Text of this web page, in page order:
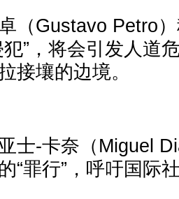
（Gustavo Petro
”，将会引发人道
接壤的边境。
士-卡奈（Miguel
“罪行”，呼吁国际